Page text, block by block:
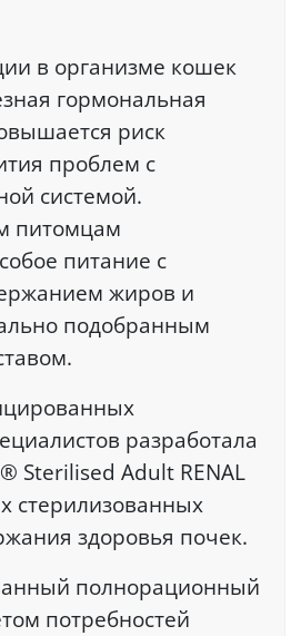
в организме кошек
гормональная
риск
проблем с
системой.
питомцам
питание с
жиров и
подобранным
разработала
Sterilised Adult RENAL
стерилизованных
здоровья почек.
полнорационный
потребностей